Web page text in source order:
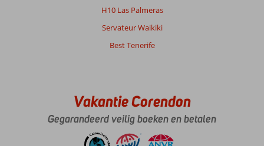
H10 Las Palmeras
Servateur Waikiki
Best Tenerife
Vakantie Corendon
Gegarandeerd veilig boeken en betalen